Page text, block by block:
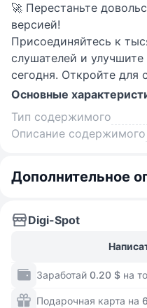
🚀 Перестаньте
версией!
Присоединяйтесь к
слушателей и
сегодня. Откройте
Основные
Тип содержимого
Описание содержимого
Дополнительное
Digi-Spot
Заработай 0.20 $ на
Подарочная карта на